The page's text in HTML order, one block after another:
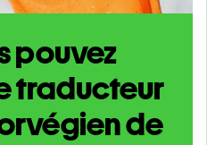
pouvez
traducteur
de